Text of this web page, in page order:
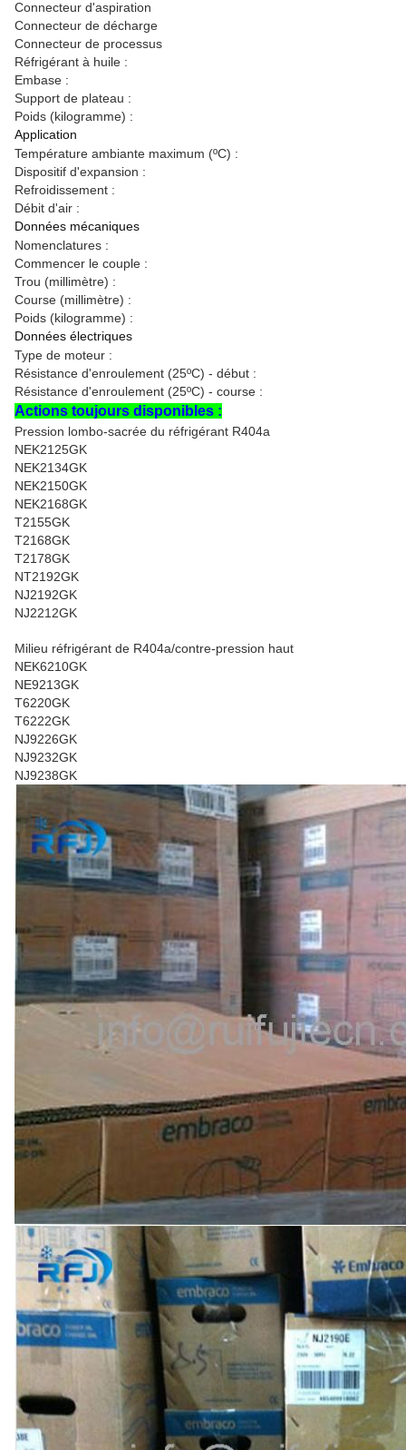
Connecteur d'aspiration
Connecteur de décharge
Connecteur de processus
Réfrigérant à huile :
Embase :
Support de plateau :
Poids (kilogramme) :
Application
Température ambiante maximum (ºC) :
Dispositif d'expansion :
Refroidissement :
Débit d'air :
Données mécaniques
Nomenclatures :
Commencer le couple :
Trou (millimètre) :
Course (millimètre) :
Poids (kilogramme) :
Données électriques
Type de moteur :
Résistance d'enroulement (25ºC) - début :
Résistance d'enroulement (25ºC) - course :
Actions toujours disponibles :
Pression lombo-sacrée du réfrigérant R404a
NEK2125GK
NEK2134GK
NEK2150GK
NEK2168GK
T2155GK
T2168GK
T2178GK
NT2192GK
NJ2192GK
NJ2212GK
Milieu réfrigérant de R404a/contre-pression haut
NEK6210GK
NE9213GK
T6220GK
T6222GK
NJ9226GK
NJ9232GK
NJ9238GK